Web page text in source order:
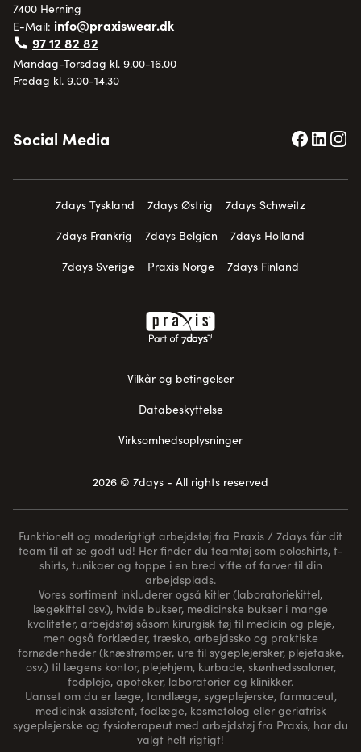
7400 Herning
E-Mail: info@praxiswear.dk
97 12 82 82
Mandag-Torsdag kl. 9.00-16.00
Fredag kl. 9.00-14.30
Social Media
7days Tyskland 7days Østrig
7days Schweitz
7days Frankrig
7days Belgien
7days Holland
7days Sverige
Praxis Norge 7days Finland
Vilkår og betingelser
Databeskyttelse
Virksomhedsoplysninger
2026 © 7days - All rights reserved
Funktionelt og moderigtigt arbejdstøj fra Praxis / 7days får dit
team til at se godt ud! Her finder du teamtøj som poloshirts, t-
shirts, tunikaer og toppe i en bred vifte af farver til din
arbejdsplads.
Vores sortiment inkluderer også kitler (laboratoriekittel,
lægekittel osv.), hvide bukser, medicinske bukser i mange
kvaliteter, arbejdstøj såsom kirurgisk tøj til medicin og pleje,
men også forklæder, træsko, arbejdssko og praktiske
fornødenheder (knæstrømper, ure til sygeplejersker, plejetaske,
osv.) til lægens kontor, plejehjem, kurbade, skønhedssaloner,
fodpleje, apoteker, laboratorier og klinikker.
Uanset om du er læge, tandlæge, sygeplejerske, farmaceut,
medicinsk assistent, fodlæge, kosmetolog eller geriatrisk
sygeplejerske og fysioterapeut med arbejdstøj fra Praxis, har du
valgt helt rigtigt!